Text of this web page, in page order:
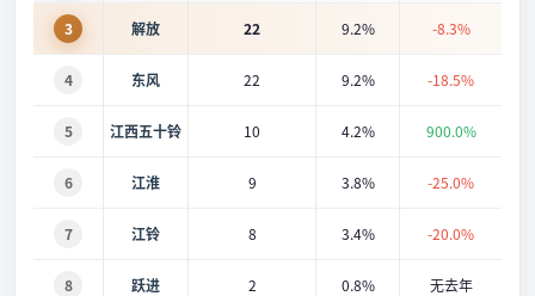
3 解放 22 9.2% -8.3%
4 东风 22 9.2% -18.5%
5 江西五十铃 10 4.2% 900.0%
6 江淮 9 3.8% -25.0%
7 江铃 8 3.4% -20.0%
8 跃进 2 0.8% 无去年